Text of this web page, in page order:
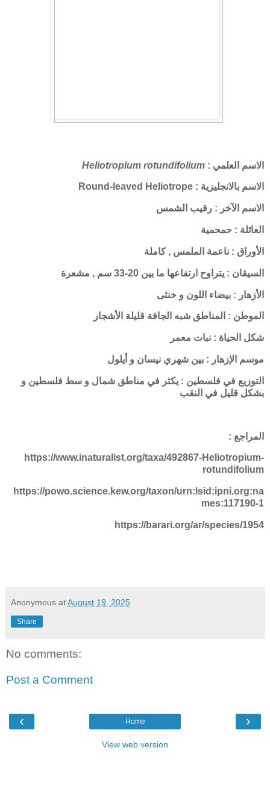
الاسم العلمي : Heliotropium rotundifolium
الاسم بالانجليزية : Round-leaved Heliotrope
الاسم الآخر : رقيب الشمس
العائلة : حمحمية
الأوراق : ناعمة الملمس , كاملة
السيقان : يتراوح ارتفاعها ما بين 20-33 سم , مشعرة
الأزهار : بيضاء اللون و خنثى
الموطن : المناطق شبه الجافة قليلة الأشجار
شكل الحياة : نبات معمر
موسم الإزهار : بين شهري نيسان و أيلول
التوزيع في فلسطين : يكثر في مناطق شمال و سط فلسطين و
بشكل قليل في النقب
المراجع :
https://www.inaturalist.org/taxa/492867-Heliotropium-
rotundifolium
https://powo.science.kew.org/taxon/urn:lsid:ipni.org:na
mes:117190-1
https://barari.org/ar/species/1954
Anonymous atAugust 19, 2025
Share
No comments:
Post a Comment
‹ ›
Home
View web version